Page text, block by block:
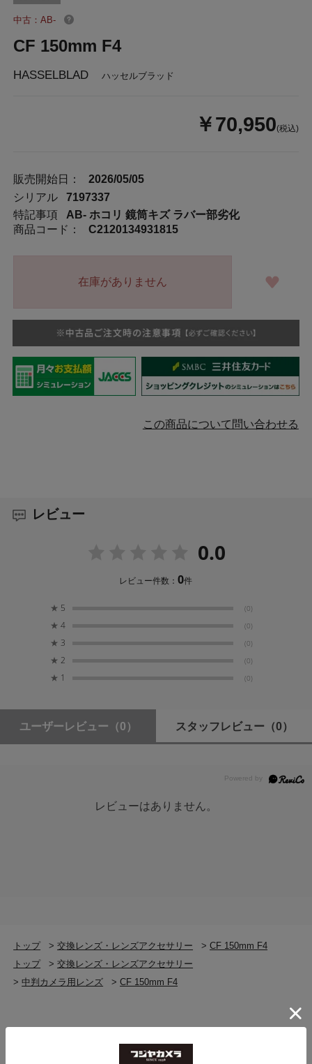
中古：AB-
CF 150mm F4
HASSELBLAD ハッセルブラッド
￥70,950(税込)
販売開始日：
2026/05/05
シリアル
7197337
特記事項
AB- ホコリ 鏡筒キズ ラバー部劣化
商品コード：
C2120134931815
在庫がありません
この商品について問い合わせる
レビュー
0.0
レビュー件数：0件
★ 5 (0)
★ 4 (0)
★ 3 (0)
★ 2 (0)
★ 1 (0)
ユーザーレビュー （0） スタッフレビュー （0）
レビューはありません。
トップ >交換レンズ・レンズアクセサリー >CF 150mm F4
トップ
>交換レンズ・レンズアクセサリー
>中判カメラ用レンズ >CF 150mm F4